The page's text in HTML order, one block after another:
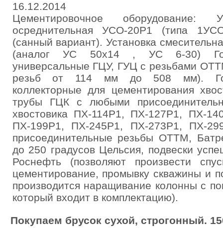
16.12.2014
Цементировочное оборудование:
осреднительная УСО-20Р1 (типа
(санный вариант). Установка
(аналог УС 50х14 , УС 6-30)
универсальные ГЦУ, ГУЦ с резьбами
резьб от 114 мм до 508 мм).
коллекторные для цементирования
трубы ГЦК с любыми
хвостовика ПХ-114Р1, ПХ-127Р1, ПХ-
ПХ-199Р1, ПХ-245Р1, ПХ-273Р1, ПХ-
присоединительные резьбы ОТТМ,
до 250 градусов Цельсия, подвески
Роснефть (позволяют произвести
цементирование, промывку скважины и
производится наращивание колонны с
который входит в комплектацию).
Покупаем брусок сухой, строгонный.